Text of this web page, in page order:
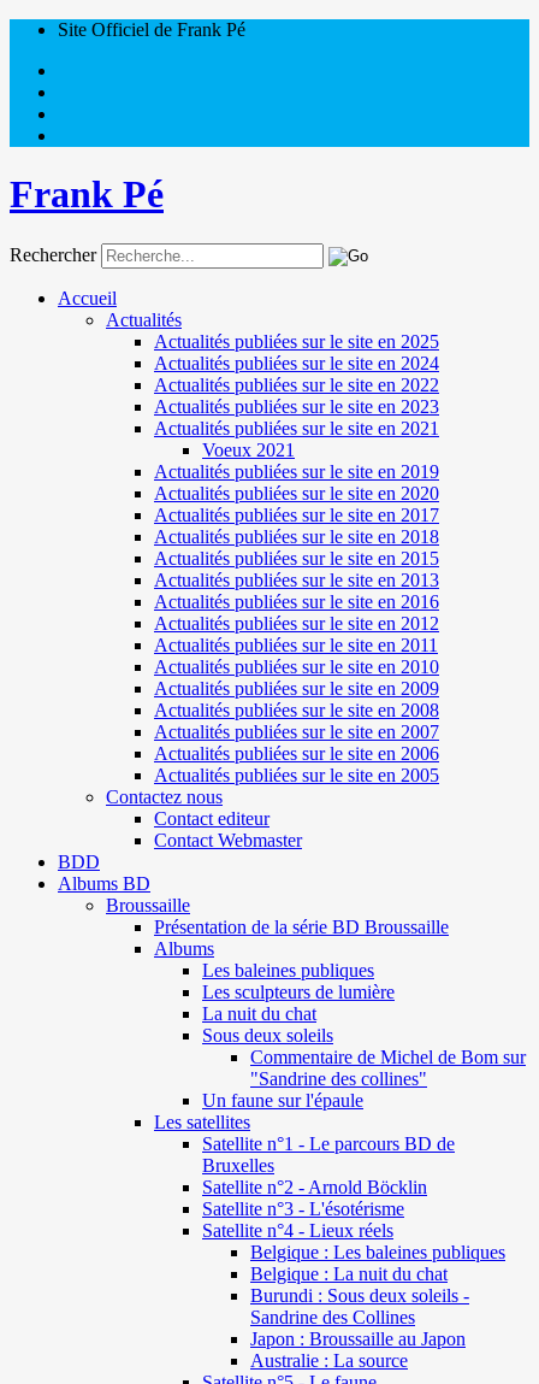
Site Officiel de Frank Pé
Frank Pé
Rechercher
Accueil
Actualités
Actualités publiées sur le site en 2025
Actualités publiées sur le site en 2024
Actualités publiées sur le site en 2022
Actualités publiées sur le site en 2023
Actualités publiées sur le site en 2021
Voeux 2021
Actualités publiées sur le site en 2019
Actualités publiées sur le site en 2020
Actualités publiées sur le site en 2017
Actualités publiées sur le site en 2018
Actualités publiées sur le site en 2015
Actualités publiées sur le site en 2013
Actualités publiées sur le site en 2016
Actualités publiées sur le site en 2012
Actualités publiées sur le site en 2011
Actualités publiées sur le site en 2010
Actualités publiées sur le site en 2009
Actualités publiées sur le site en 2008
Actualités publiées sur le site en 2007
Actualités publiées sur le site en 2006
Actualités publiées sur le site en 2005
Contactez nous
Contact editeur
Contact Webmaster
BDD
Albums BD
Broussaille
Présentation de la série BD Broussaille
Albums
Les baleines publiques
Les sculpteurs de lumière
La nuit du chat
Sous deux soleils
Commentaire de Michel de Bom sur
"Sandrine des collines"
Un faune sur l'épaule
Les satellites
Satellite n°1 - Le parcours BD de
Bruxelles
Satellite n°2 - Arnold Böcklin
Satellite n°3 - L'ésotérisme
Satellite n°4 - Lieux réels
Belgique : Les baleines publiques
Belgique : La nuit du chat
Burundi : Sous deux soleils -
Sandrine des Collines
Japon : Broussaille au Japon
Australie : La source